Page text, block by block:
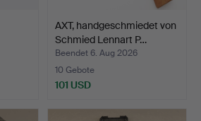
AXT, handgeschmiedet von
Schmied Lennart P…
Beendet 6. Aug 2026
10 Gebote
101 USD